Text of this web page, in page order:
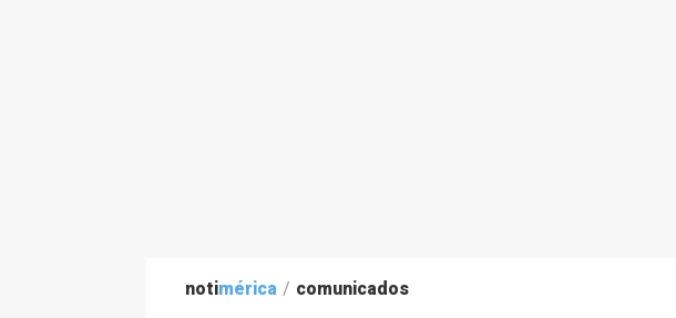
notimérica / comunicados